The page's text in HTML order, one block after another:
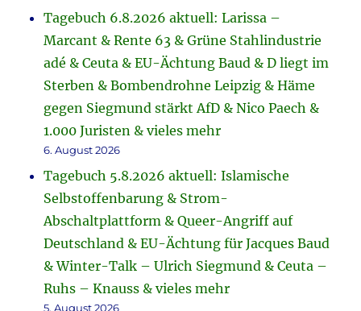
Tagebuch 6.8.2026 aktuell: Larissa –
Marcant & Rente 63 & Grüne Stahlindustrie
adé & Ceuta & EU-Ächtung Baud & D liegt im
Sterben & Bombendrohne Leipzig & Häme
gegen Siegmund stärkt AfD & Nico Paech &
1.000 Juristen & vieles mehr
6. August 2026
Tagebuch 5.8.2026 aktuell: Islamische
Selbstoffenbarung & Strom-
Abschaltplattform & Queer-Angriff auf
Deutschland & EU-Ächtung für Jacques Baud
& Winter-Talk – Ulrich Siegmund & Ceuta –
Ruhs – Knauss & vieles mehr
5. August 2026